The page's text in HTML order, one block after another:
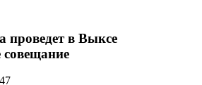
проведет в Выксе